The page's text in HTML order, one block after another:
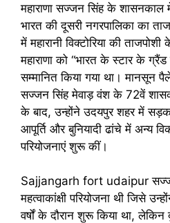
महाराणा सज्जन सिंह के शासनकाल
भारत की दूसरी नगरपालिका का
में महारानी विक्टोरिया की ताजपोशी
महाराणा को “भारत के स्टार के
सम्मानित किया गया था। मानसून
सज्जन सिंह मेवाड़ वंश के 72वें
के बाद, उन्होंने उदयपुर शहर में
आपूर्ति और बुनियादी ढांचे में अन्य
परियोजनाएं शुरू कीं।
Sajjangarh fort udaipur
महत्वाकांक्षी परियोजना थी जिसे
वर्षों के दौरान शुरू किया था, लेकिन